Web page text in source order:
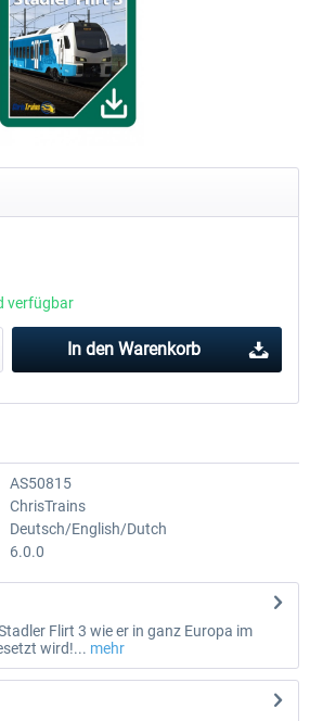
Stadler Flirt 3
verfügbar
In den Warenkorb
AS50815
ChrisTrains
Deutsch/English/Dutch
6.0.0
Flirt 3 wie er in ganz Europa im
wird!... mehr